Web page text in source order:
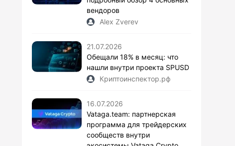
вендоров
Alex Zverev
21.07.2026
Обещали 18% в месяц: что
нашли внутри проекта SPUSD
Криптоинспектор.рф
16.07.2026
Vataga.team: партнерская
программа для трейдерских
сообществ внутри